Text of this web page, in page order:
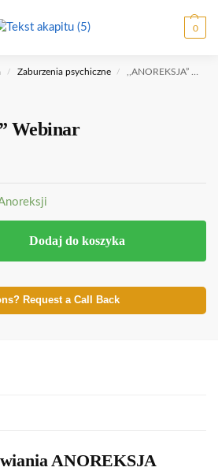
0
/ Zaburzenia psychiczne / ,,ANOREKSJA” Webinar
Webinar
Dodaj do koszyka
Request a Call Back
ANOREKSJA